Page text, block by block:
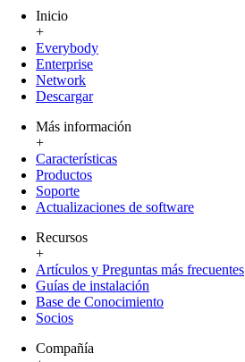
Inicio
+
Everybody
Enterprise
Network
Descargar
Más información
+
Características
Productos
Soporte
Actualizaciones de software
Recursos
+
Artículos y Preguntas más frecuentes
Guías de instalación
Base de Conocimiento
Socios
Compañía